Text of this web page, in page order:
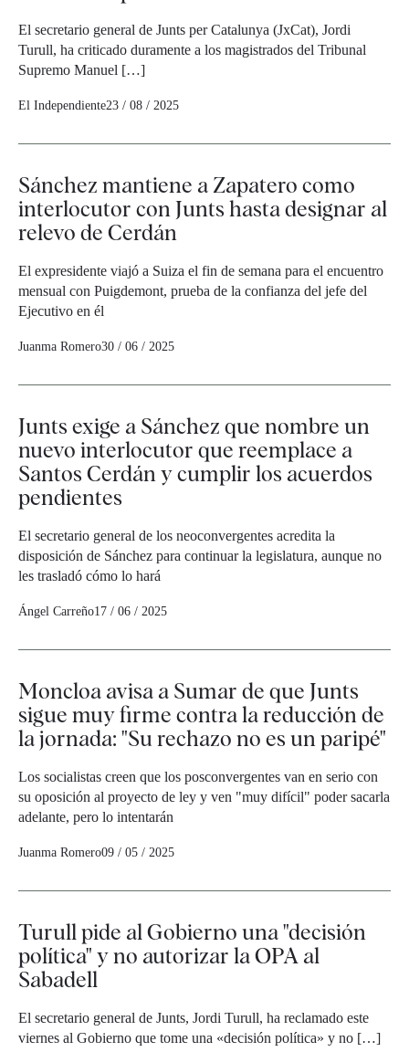
El secretario general de Junts per Catalunya (JxCat), Jordi
Turull, ha criticado duramente a los magistrados del Tribunal
Supremo Manuel […]
El Independiente23 / 08 / 2025
Sánchez mantiene a Zapatero como
interlocutor con Junts hasta designar al
relevo de Cerdán
El expresidente viajó a Suiza el fin de semana para el encuentro
mensual con Puigdemont, prueba de la confianza del jefe del
Ejecutivo en él
Juanma Romero30 / 06 / 2025
Junts exige a Sánchez que nombre un
nuevo interlocutor que reemplace a
Santos Cerdán y cumplir los acuerdos
pendientes
El secretario general de los neoconvergentes acredita la
disposición de Sánchez para continuar la legislatura, aunque no
les trasladó cómo lo hará
Ángel Carreño17 / 06 / 2025
Moncloa avisa a Sumar de que Junts
sigue muy firme contra la reducción de
la jornada: "Su rechazo no es un paripé"
Los socialistas creen que los posconvergentes van en serio con
su oposición al proyecto de ley y ven "muy difícil" poder sacarla
adelante, pero lo intentarán
Juanma Romero09 / 05 / 2025
Turull pide al Gobierno una "decisión
política" y no autorizar la OPA al
Sabadell
El secretario general de Junts, Jordi Turull, ha reclamado este
viernes al Gobierno que tome una «decisión política» y no […]